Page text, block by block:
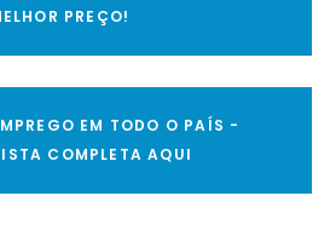
PREÇO!
EM TODO O PAÍS -
COMPLETA AQUI